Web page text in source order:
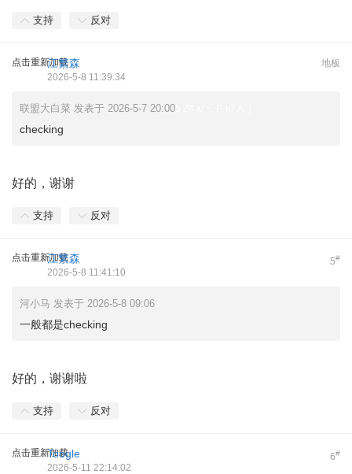
支持 反对
点击重新加载 地板
江繁森
2026-5-8 11:39:34
联盟大白菜 发表于 2026-5-7 20:00
checking
好的，谢谢
支持 反对
点击重新加载 5#
江繁森
2026-5-8 11:41:10
河小马 发表于 2026-5-8 09:06
一般都是checking
好的，谢谢啦
支持 反对
点击重新加载 6#
Toogle
2026-5-11 22:14:02